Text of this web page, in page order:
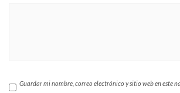
Guardar mi nombre, correo electrónico y sitio web en este